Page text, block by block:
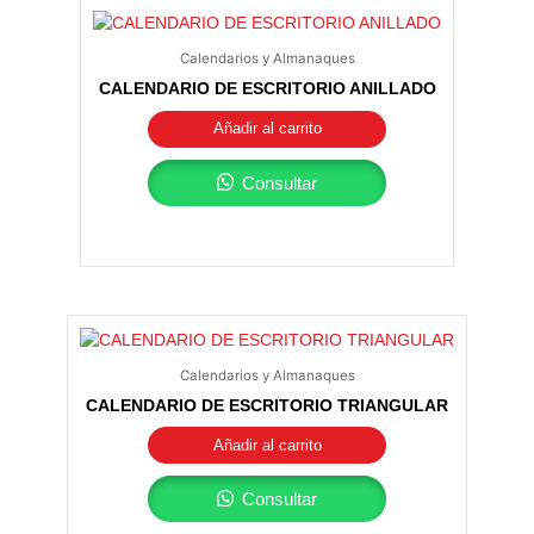
Calendarios y Almanaques
CALENDARIO DE ESCRITORIO ANILLADO
Añadir al carrito
Consultar
Calendarios y Almanaques
CALENDARIO DE ESCRITORIO TRIANGULAR
Añadir al carrito
Consultar